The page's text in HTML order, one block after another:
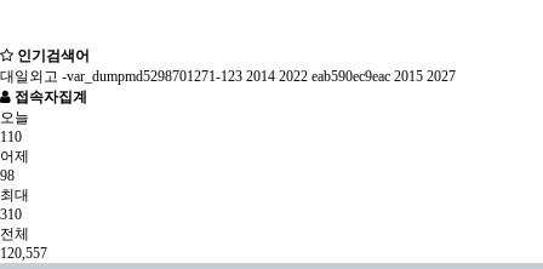
인기검색어
대일외고 -var_dumpmd5298701271-123 2014 2022 eab590ec9eac 2015 2027
접속자집계
오늘
110
어제
98
최대
310
전체
120,557